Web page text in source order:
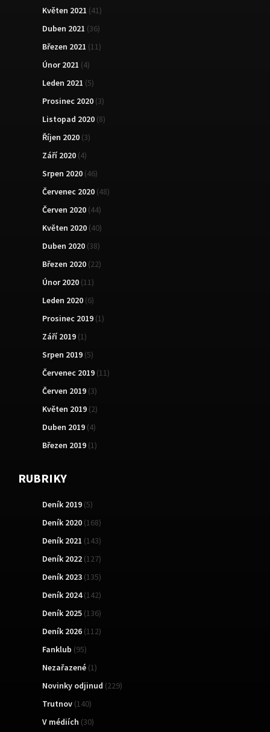
Květen 2021 (41)
Duben 2021 (36)
Březen 2021 (11)
Únor 2021 (4)
Leden 2021 (5)
Prosinec 2020 (3)
Listopad 2020 (8)
Říjen 2020 (3)
Září 2020 (4)
Srpen 2020 (46)
Červenec 2020 (48)
Červen 2020 (44)
Květen 2020 (40)
Duben 2020 (38)
Březen 2020 (22)
Únor 2020 (11)
Leden 2020 (6)
Prosinec 2019 (1)
Září 2019 (1)
Srpen 2019 (5)
Červenec 2019 (11)
Červen 2019 (3)
Květen 2019 (2)
Duben 2019 (4)
Březen 2019 (1)
RUBRIKY
Deník 2019 (5)
Deník 2020 (168)
Deník 2021 (143)
Deník 2022 (127)
Deník 2023 (135)
Deník 2024(142)
Deník 2025 (136)
Deník 2026 (112)
Fanklub (95)
Nezařazené (1)
Novinky odjinud (229)
Trutnov (140)
V médiích (30)